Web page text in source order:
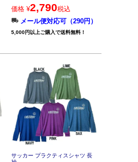
価格 ¥2,790税込
メール便対応可（290円）
5,000円以上ご購入で送料無料！
サッカー プラクティスシャツ 長